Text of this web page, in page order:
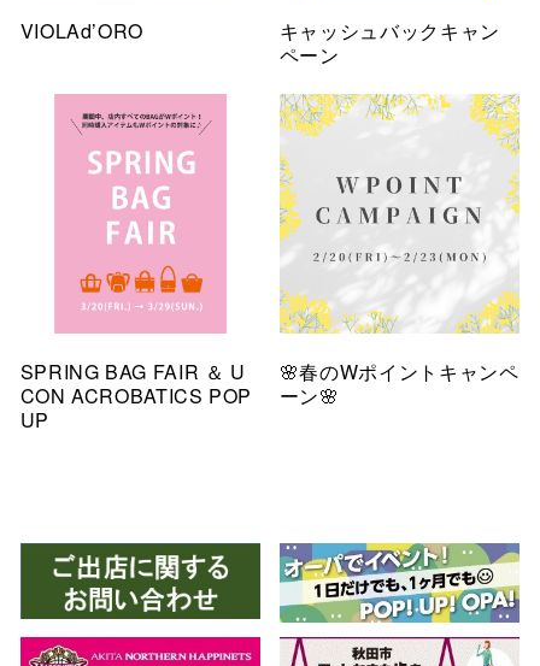
VIOLAd’ORO
キャッシュバックキャン
ペーン
SPRING BAG FAIR ＆ U
CON ACROBATICS POP
UP
🌸春のWポイントキャンペ
ーン🌸